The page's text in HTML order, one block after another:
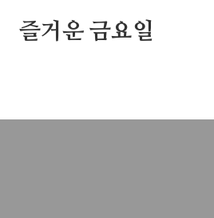
즐거운 금요일